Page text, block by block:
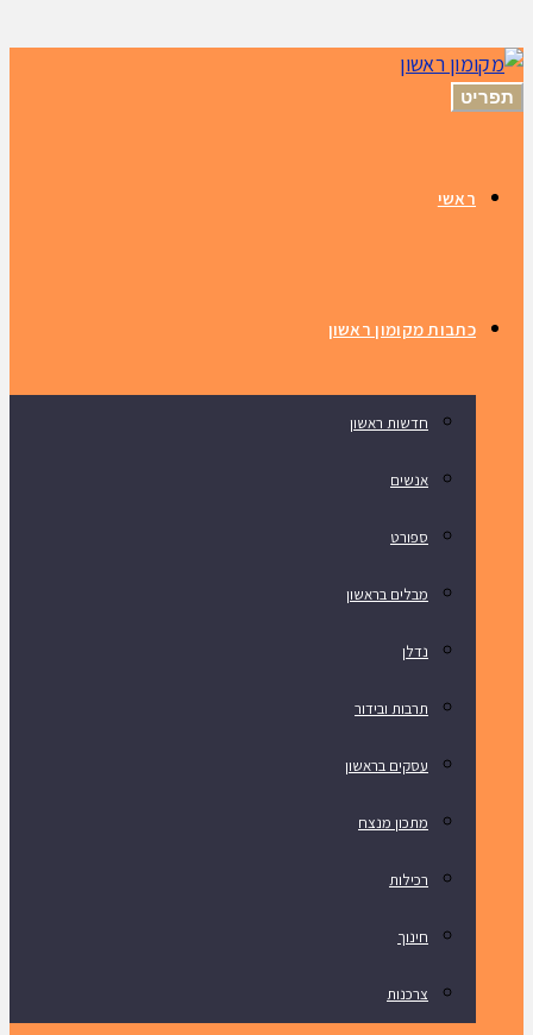
תפריט
ראשי
כתבות מקומון ראשון
חדשות ראשון
אנשים
ספורט
מבלים בראשון
נדלן
תרבות ובידור
עסקים בראשון
מתכון מנצח
רכילות
חינוך
צרכנות